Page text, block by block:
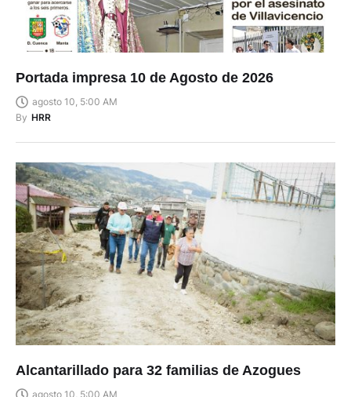
Portada impresa 10 de Agosto de 2026
agosto 10, 5:00 AM
By HRR
Alcantarillado para 32 familias de Azogues
agosto 10, 5:00 AM